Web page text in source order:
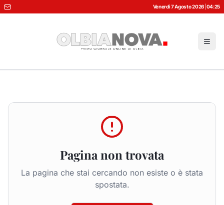
Venerdì 7 Agosto 2026 04:25
Pagina non trovata
La pagina che stai cercando non esiste o è stata
spostata.